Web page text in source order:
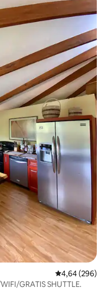
Gemiddelde
4,64 (296)
GRATIS SHUTTLE.